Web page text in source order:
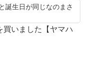
誕生日が同じなのまさ
買いました【ヤマハ